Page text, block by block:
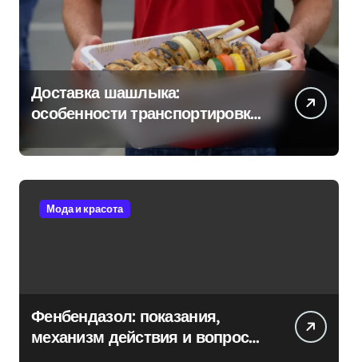
Доставка шашлыка:
особенности транспортировки
и сохранения свежести
Мода и красота
Фенбендазол: показания,
механизм действия и вопросы